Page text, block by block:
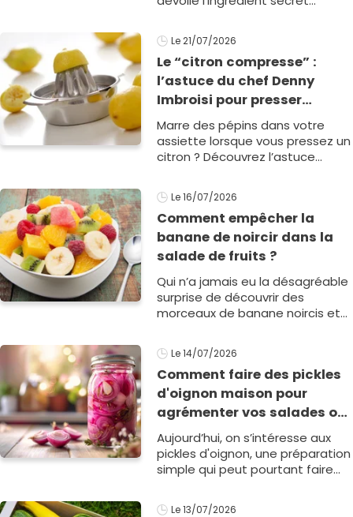
gélification de votre confiture
d'abricot &agrav1
Le 21/07/2026
Le “citron compresse” :
l’astuce du chef Denny
Imbroisi pour presser
directement le jus d’un
citron sans pépins dans
l’assiette !
Marre des pépins dans votre
assiette lorsque vous pressez un
citron ? Découvrez l’astuce
Denny Imbroisi pour presser un
citron proprement ! &nbs1
Le 16/07/2026
Comment empêcher la
banane de noircir dans la
salade de fruits ?
Qui n’a jamais eu la désagréable
surprise de découvrir des
morceaux de banane noircis et
salade de fruits pour le dessert ?
Heureusemen1
Le 14/07/2026
Comment faire des pickles
d'oignon maison pour
agrémenter vos salades ou
vos plats ?
Aujourd’hui, on s’intéresse aux
pickles d'oignon, une préparation
simple qui peut pourtant faire
Pour les réaliser chez vous,1
Le 13/07/2026